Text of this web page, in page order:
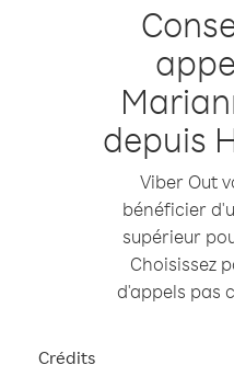
depuis
Viber Out
bénéficier
supérieur
Choisissez
d'appels pas
Crédits